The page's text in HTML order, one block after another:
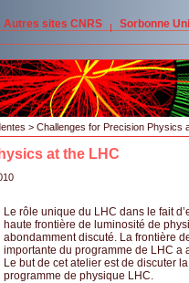
Autres sites CNRS Sorbonne
> Challenges for Precision Physics
at the LHC
Le rôle unique du LHC dans le fait
haute frontière de luminosité de
abondamment discuté. La frontière
importante du programme de LHC a
Le but de cet atelier est de discuter
programme de physique LHC.